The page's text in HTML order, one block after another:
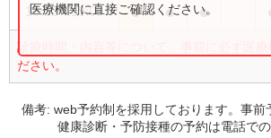
16:00〜19:00 ● ● ●
診療時間・内容等について、事前に必ず医療
ださい。
医療機関に直接ご確認ください。
備考:web予約制を採用しております。事前
健康診断・予防接種の予約は電話で